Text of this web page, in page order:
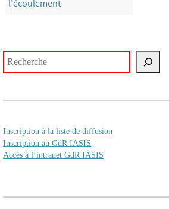
l’écoulement
Inscription à la liste de diffusion
Inscription au GdR IASIS
Accès à l’intranet GdR IASIS